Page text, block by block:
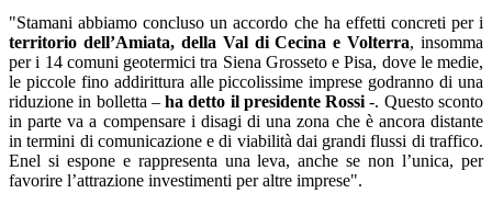
"Stamani abbiamo concluso un accordo che ha effetti concreti per i
territorio dell’Amiata, della Val di Cecina e Volterra, insomma
per i 14 comuni geotermici tra Siena Grosseto e Pisa, dove le medie,
le piccole fino addirittura alle piccolissime imprese godranno di una
riduzione in bolletta –ha detto il presidente Rossi-. Questo sconto
in parte va a compensare i disagi di una zona che è ancora distante
in termini di comunicazione e di viabilità dai grandi flussi di traffico.
Enel si espone e rappresenta una leva, anche se non l’unica, per
favorire l’attrazione investimenti per altre imprese".